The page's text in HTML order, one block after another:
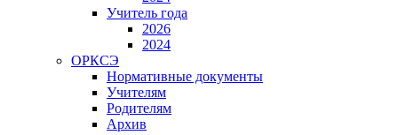
Учитель года
2026
2024
ОРКСЭ
Нормативные документы
Учителям
Родителям
Архив